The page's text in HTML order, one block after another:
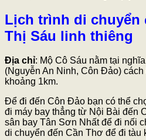
Lịch trình di chuyển
Thị Sáu linh thiêng
Địa chỉ: Mộ Cô Sáu nằm tại
(Nguyễn An Ninh, Côn Đảo)
khoảng 1km.
Để đi đến Côn Đảo bạn có thể
đi máy bay thẳng từ Nội Bài đến
sân bay Tân Sơn Nhất để đi nối
di chuyển đến Cần Thơ để đi tàu